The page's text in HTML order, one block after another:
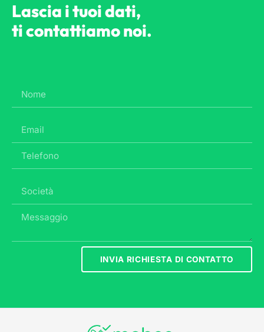
Lascia i tuoi dati,
ti contattiamo noi.
INVIA RICHIESTA DI CONTATTO